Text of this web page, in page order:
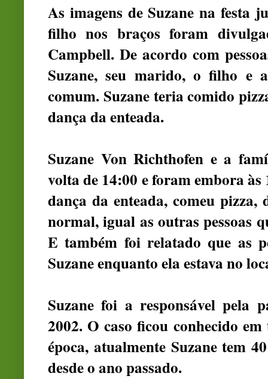
As imagens de Suzane na festa
filho nos braços foram
Campbell. De acordo com
Suzane, seu marido, o filho e
comum. Suzane teria comido
dança da enteada.
Suzane Von Richthofen e a
volta de 14:00 e foram embora
dança da enteada, comeu
normal, igual as outras pessoas
E também foi relatado que as
Suzane enquanto ela estava no
Suzane foi a responsável pela
2002. O caso ficou conhecido
época, atualmente Suzane tem
desde o ano passado.